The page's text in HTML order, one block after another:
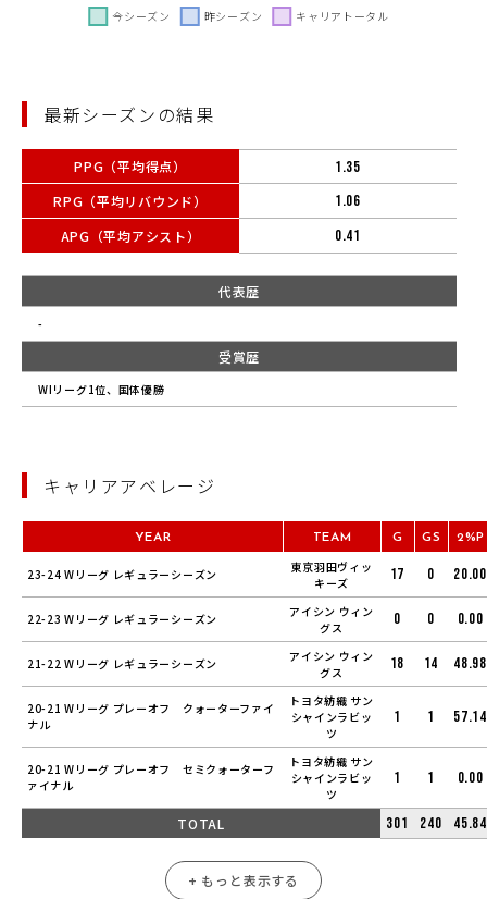
最新シーズンの結果
PPG（平均得点）
RPG（平均リバウンド）
APG（平均アシスト）
1.35
1.06
0.41
代表歴
-
受賞歴
WIリーグ1位、国体優勝
キャリアアベレージ
YEAR TEAM G GS 2%P
23-24 Wリーグ レギュラーシーズン
東京羽田ヴィッ
キーズ
17 0 20.00
22-23 Wリーグ レギュラーシーズン
アイシン ウィン
グス
0 0 0.00
21-22 Wリーグ レギュラーシーズン
アイシン ウィン
グス
18 14 48.98
20-21 Wリーグ プレーオフ クォーターファイ
ナル
トヨタ紡織 サン
シャインラビッ
ツ
1 1 57.14
20-21 Wリーグ プレーオフ セミクォーターフ
ァイナル
トヨタ紡織 サン
シャインラビッ
ツ
1 1 0.00
TOTAL 301 240 45.84
+ もっと表示する